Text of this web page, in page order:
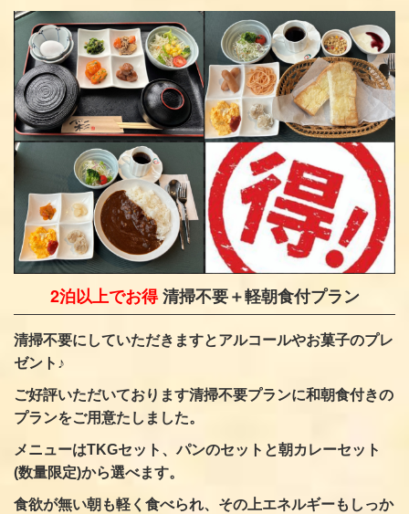
2泊以上でお得清掃不要＋軽朝食付プラン
清掃不要にしていただきますとアルコールやお菓子のプレ
ゼント♪
ご好評いただいております清掃不要プランに和朝食付きの
プランをご用意たしました。
メニューはTKGセット、パンのセットと朝カレーセット
(数量限定)から選べます。
食欲が無い朝も軽く食べられ、その上エネルギーもしっか